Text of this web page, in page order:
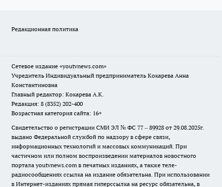
Редакционная политика
Сетевое издание «youtvnews.com»
Учредитель Индивидуальный предприниматель Кокарева Анна
Константиновна
Главный редактор: Кокарева А.К.
Редакция: 8 (8352) 202-400
Возрастная категория сайта: 16+
Свидетельство о регистрации СМИ ЭЛ № ФС 77 – 89928 от 29.08.2025г.
выдано Федеральной службой по надзору в сфере связи,
информационных технологий и массовых коммуникаций. При
частичном или полном воспроизведении материалов новостного
портала youtvnews.com в печатных изданиях, а также теле-
радиосообщениях ссылка на издание обязательна. При использовании
в Интернет-изданиях прямая гиперссылка на ресурс обязательна, в